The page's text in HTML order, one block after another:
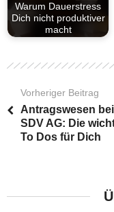
Warum Dauerstress
Dich nicht produktiver
macht
Vorheriger Beitrag
Antragswesen
SDV AG: Die
To Dos für Dich